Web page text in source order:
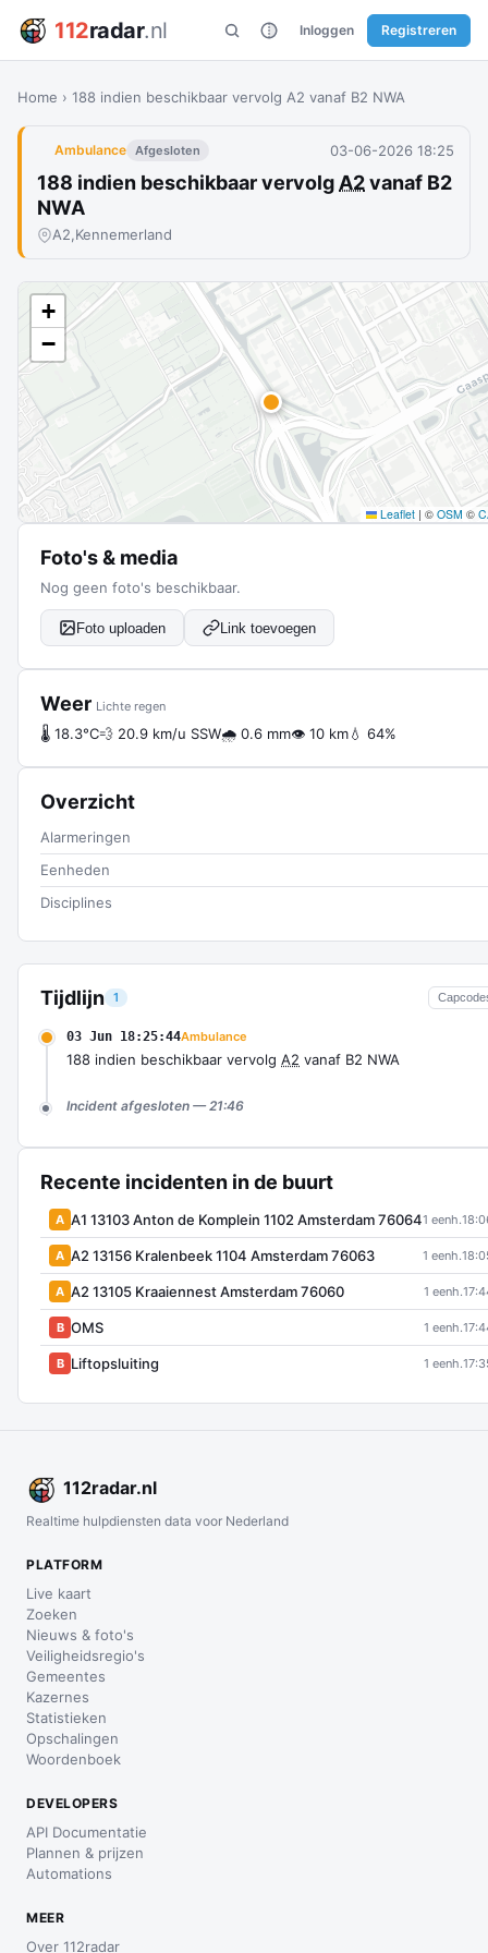
112radar.nl Inloggen Registreren
Home › 188 indien beschikbaar vervolg A2 vanaf B2 NWA
Ambulance Afgesloten 03-06-2026 18:25
188 indien beschikbaar vervolg A2vanaf B2
NWA
A2,Kennemerland
Tijdlijn 1
03 Jun 18:25:44Ambulance
188 indien beschikbaar vervolg A2 vanaf B2 NWA
Incident afgesloten — 21:46
Recente incidenten in de buurt
A A1 13103 Anton de Komplein 1102 Amsterdam 760641 eenh.
A A2 13156 Kralenbeek 1104 Amsterdam 76063 1 eenh.
A A2 13105 Kraaiennest Amsterdam 76060 1 eenh.
B OMS 1 eenh.
B Liftopsluiting 1 eenh.
+
−
Leaflet | © OSM ©
Foto's & media
Nog geen foto's beschikbaar.
Foto uploaden Link toevoegen
Weer Lichte regen
🌡 18.3°C💨 20.9 km/u SSW🌧 0.6 mm👁 10 km💧 64%
Overzicht
Alarmeringen
Eenheden
Disciplines
112radar.nl
Realtime hulpdiensten data voor Nederland
PLATFORM
Live kaart
Zoeken
Nieuws & foto's
Veiligheidsregio's
Gemeentes
Kazernes
Statistieken
Opschalingen
Woordenboek
DEVELOPERS
API Documentatie
Plannen & prijzen
Automations
MEER
Over 112radar